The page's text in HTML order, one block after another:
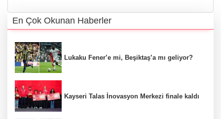
En Çok Okunan Haberler
Lukaku Fener’e mi, Beşiktaş’a mı geliyor?
Kayseri Talas İnovasyon Merkezi finale kaldı